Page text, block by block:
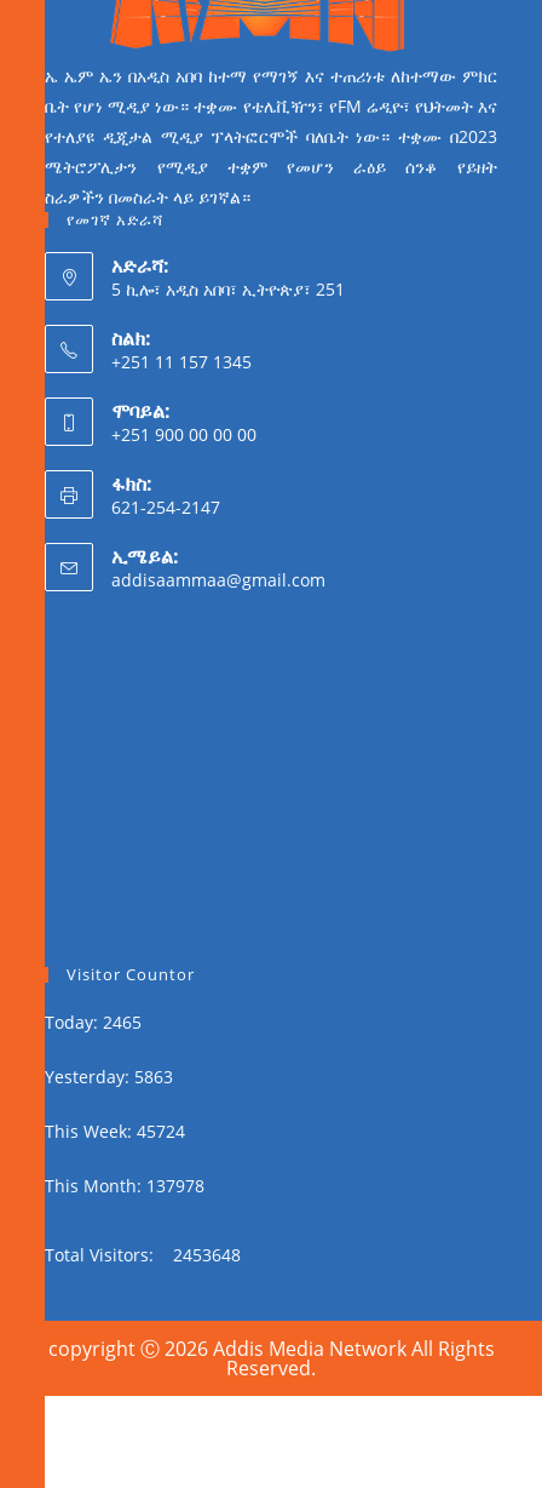
ኤ ኤም ኤን በአዲስ አበባ ከተማ የማገኝ እና ተጠሪነቱ ለከተማው ምክር
ቤት የሆነ ሚዲያ ነው። ተቋሙ የቴሌቪዥን፣ የFM ሬዲዮ፣ የህትመት እና
የተለያዩ ዲጂታል ሚዲያ ፕላትፎርሞች ባለቤት ነው። ተቋሙ በ2023
ሜትሮፖሊታን የሚዲያ ተቋም የመሆን ራዕይ ሰንቆ የይዘት
ስራዎችን በመስራት ላይ ይገኛል።
የመገኛ አድራሻ
አድራሻ:
5 ኪሎ፣ አዲስ አበባ፣ ኢትዮጵያ፣ 251
ስልክ:
+251 11 157 1345
ሞባይል:
+251 900 00 00 00
ፋክስ:
621-254-2147
ኢሜይል:
addisaammaa@gmail.com
Visitor Countor
Today: 2465
Yesterday: 5863
This Week: 45724
This Month: 137978
Total Visitors: 2453648
copyright Ⓒ 2026 Addis Media Network All Rights
Reserved.